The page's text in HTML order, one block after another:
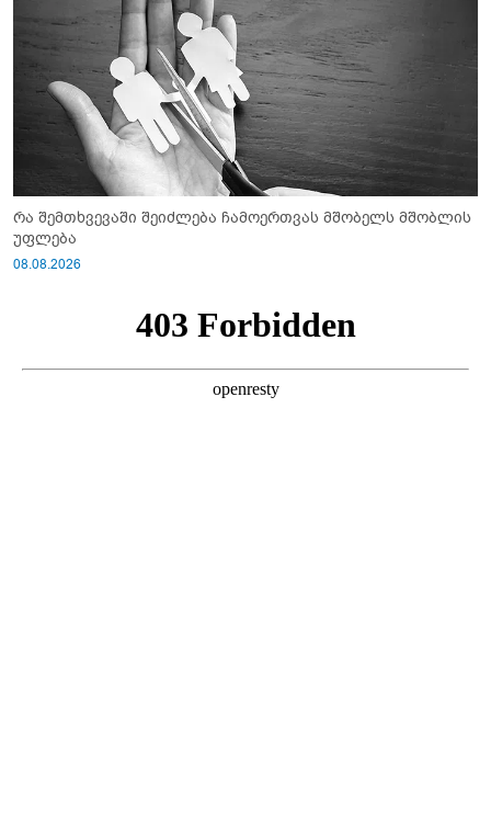
რა შემთხვევაში შეიძლება ჩამოერთვას მშობელს მშობლის
უფლება
08.08.2026